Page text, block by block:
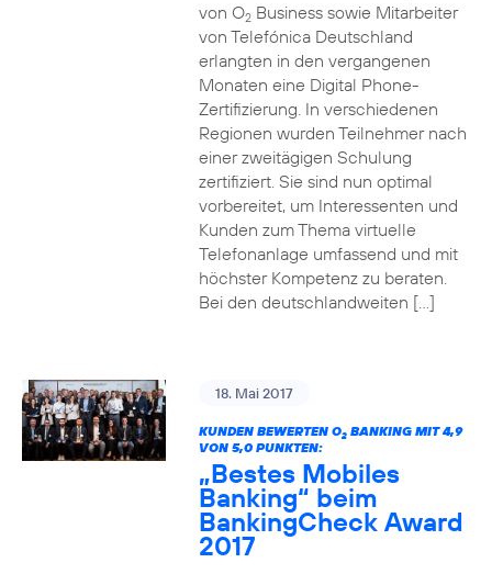
von O2Business sowie Mitarbeiter
von Telefónica Deutschland
erlangten in den vergangenen
Monaten eine Digital Phone-
Zertifizierung. In verschiedenen
Regionen wurden Teilnehmer nach
einer zweitägigen Schulung
zertifiziert. Sie sind nun optimal
vorbereitet, um Interessenten und
Kunden zum Thema virtuelle
Telefonanlage umfassend und mit
höchster Kompetenz zu beraten.
Bei den deutschlandweiten […]
18. Mai 2017
KUNDEN BEWERTEN O2BANKING MIT 4,9
VON 5,0 PUNKTEN:
„Bestes Mobiles
Banking“ beim
BankingCheck Award
2017